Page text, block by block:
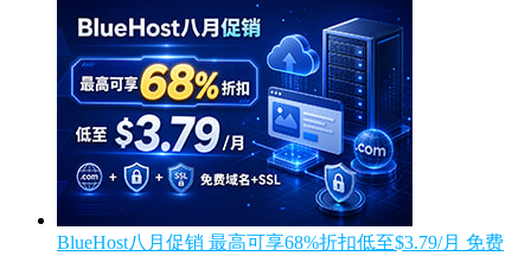
BlueHost八月促销 最高可享68%折扣低至$3.79/月 免费